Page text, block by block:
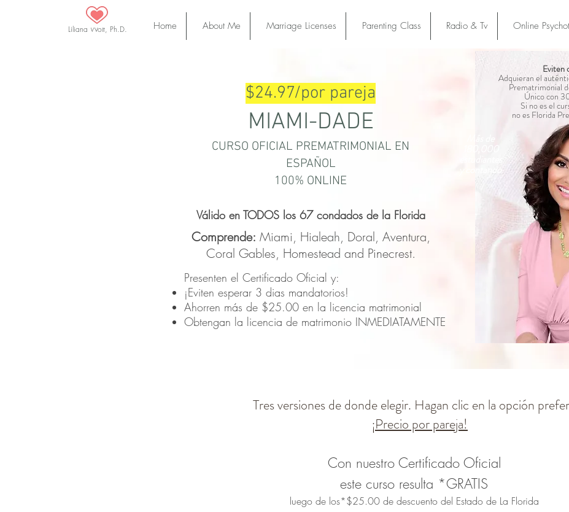
Home About Me Marriage Licenses Parenting Class Radio & Tv Online
Liliana Wolf, Ph.D.
Eviten
Adquieran el
Prematrimonial
Único con
Si no es el
no es Florida
$24.97/por pareja
MIAMI-DADE
CURSO OFICIAL PREMATRIMONIAL EN
ESPAÑOL
100% ONLINE
Válido en TODOS los 67 condados de la Florida
Comprende: Miami, Hialeah, Doral, Aventura,
Coral Gables, Homestead and Pinecrest.
Presenten el Certificado Oficial y:
¡Eviten esperar 3 dias mandatorios!
Ahorren más de $25.00 en la licencia matrimonial
Obtengan la licencia de matrimonio INMEDIATAMENTE
Tres versiones de donde elegir. Hagan clic en la opción
¡Precio por pareja!
Con nuestro Certificado Oficial
este curso resulta *GRATIS
luego de los*$25.00 de descuento del Estado de La Florida